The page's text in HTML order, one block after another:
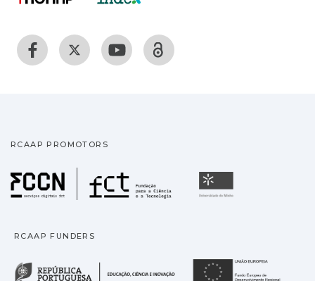
RCAAP PROMOTORS
Fundação para a
RCAAP FUNDERS
República Portuguesa